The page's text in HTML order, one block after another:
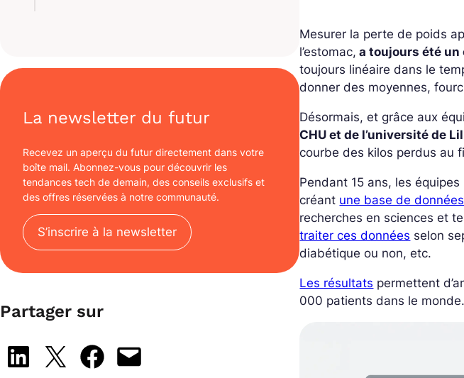
La newsletter du futur
Recevez un aperçu du futur directement dans votre
boîte mail. Abonnez-vous pour découvrir les
tendances tech de demain, des conseils exclusifs et
des offres réservées à notre communauté.
S’inscrire à la newsletter
Partager sur
Share on LinkedIn
Share on X Share on Facebook
Email this Page
Mesurer la perte de poids
l’estomac, a toujours été
toujours linéaire dans le
donner des moyennes,
Désormais, et grâce aux
CHU et de l’université de
courbe des kilos perdus au
Pendant 15 ans, les
créant une base de
recherches en sciences et
traiter ces données selon
diabétique ou non, etc.
Les résultats permettent
000 patients dans le monde.